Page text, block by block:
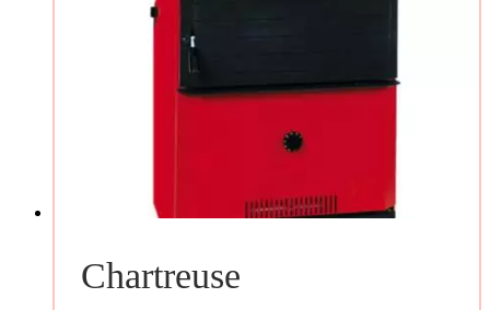
Chartreuse